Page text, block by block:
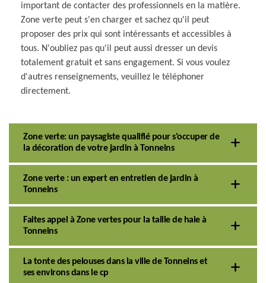
important de contacter des professionnels en la matière.
Zone verte peut s'en charger et sachez qu'il peut
proposer des prix qui sont intéressants et accessibles à
tous. N'oubliez pas qu'il peut aussi dresser un devis
totalement gratuit et sans engagement. Si vous voulez
d'autres renseignements, veuillez le téléphoner
directement.
Zone verte: un paysagiste qualifié pour s'occuper de
la décoration de votre jardin à Tonneins
Zone verte : un expert en entretien de jardin à
Tonneins
Faites appel à Zone vertes pour la taille de haie à
Tonneins
La tonte des pelouses dans la ville de Tonneins et
ses environs dans le cp